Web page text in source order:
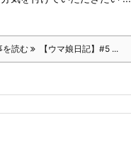
を読む 【ウマ娘日記】#5 ...